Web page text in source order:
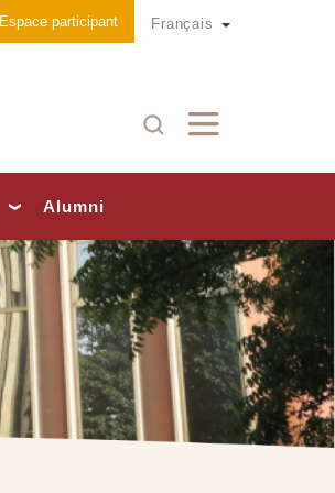
Français Toggle
Espace participant
Alumni